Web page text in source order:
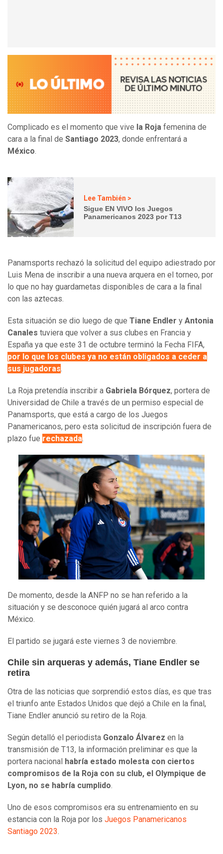
Complicado es el momento que vive la Roja femenina de
cara a la final de Santiago 2023, donde enfrentará a
México.
Lee También >
Sigue EN VIVO los Juegos
Panamericanos 2023 por T13
Panamsports rechazó la solicitud del equipo adiestrado por
Luis Mena de inscribir a una nueva arquera en el torneo, por
lo que no hay guardametas disponibles de cara a la final
con las aztecas.
Esta situación se dio luego de que Tiane Endler y Antonia
Canales tuviera que volver a sus clubes en Francia y
España ya que este 31 de octubre terminó la Fecha FIFA,
por lo que los clubes ya no están obligados a ceder a
sus jugadoras.
La Roja pretendía inscribir a Gabriela Bórquez, portera de
Universidad de Chile a través de un permiso especial de
Panamsports, que está a cargo de los Juegos
Panamericanos, pero esta solicitud de inscripción fuera de
plazo fue rechazada.
De momento, desde la ANFP no se han referido a la
situación y se desconoce quién jugará al arco contra
México.
El partido se jugará este viernes 3 de noviembre.
Chile sin arqueras y además, Tiane Endler se
retira
Otra de las noticias que sorprendió estos días, es que tras
el triunfo ante Estados Unidos que dejó a Chile en la final,
Tiane Endler anunció su retiro de la Roja.
Según detalló el periodista Gonzalo Álvarez en la
transmisión de T13, la información preliminar es que la
portera nacional habría estado molesta con ciertos
compromisos de la Roja con su club, el Olympique de
Lyon, no se habría cumplido.
Uno de esos compromisos era su entrenamiento en su
estancia con la Roja por los Juegos Panamericanos
Santiago 2023.